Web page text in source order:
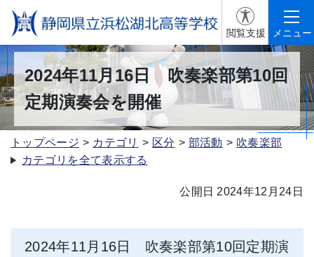
閲覧支援 メニュー
2024年11月16日 吹奏楽部第10回
定期演奏会を開催
トップページ カテゴリ 区分 部活動
吹奏楽部
カテゴリを全て表示する
公開日 2024年12月24日
2024年11月16日 吹奏楽部第10回定期演